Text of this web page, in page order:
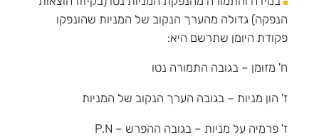
הנפקה) גדולה מהערך הנקוב של המניות שהונפקו
פקודת היומן שתרשם היא:
ח' מזומן – בגובה התמורה נטו
ז' הון מניות – בגובה הערך הנקוב של המניות
ז' פרמיה על מניות – בגובה ההפרש – P.N